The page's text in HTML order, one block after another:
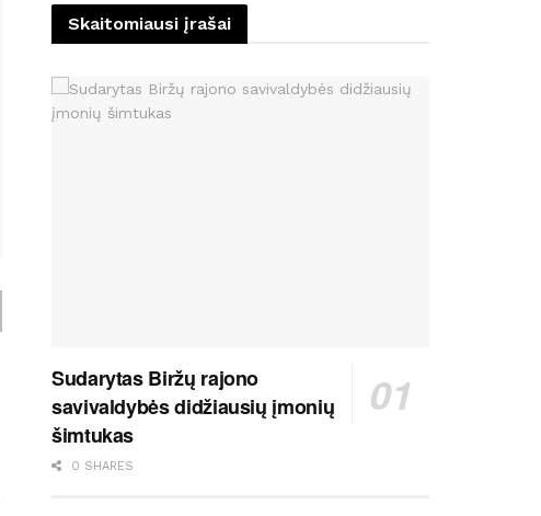
Skaitomiausi įrašai
Sudarytas Biržų rajono
savivaldybės didžiausių įmonių
šimtukas
0 SHARES